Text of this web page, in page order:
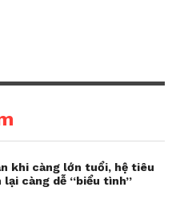
khi càng lớn tuổi, hệ tiêu
lại càng dễ “biểu tình”